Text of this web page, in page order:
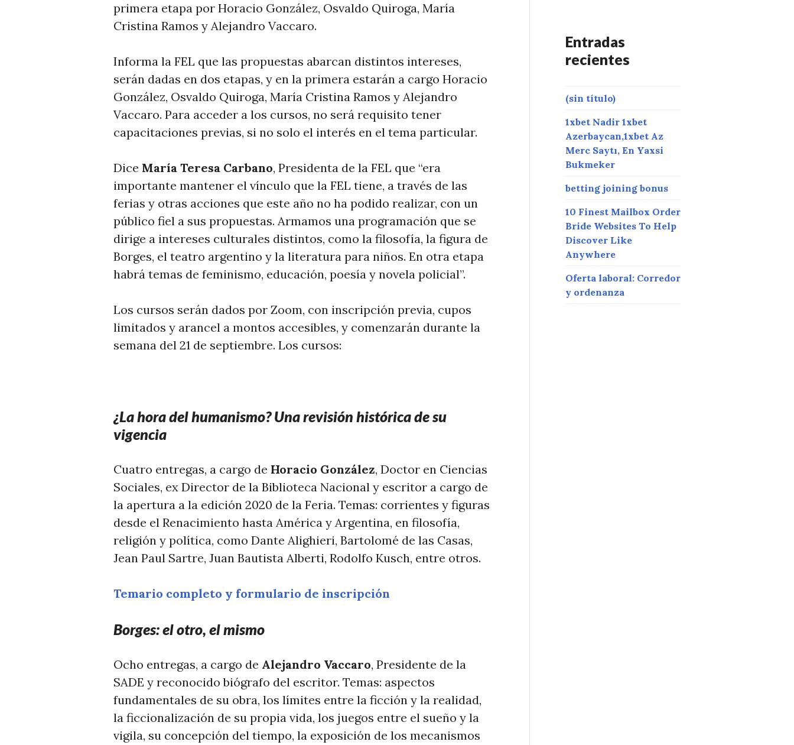
primera etapa por Horacio González, Osvaldo Quiroga, María
Cristina Ramos y Alejandro Vaccaro.
Informa la FEL que las propuestas abarcan distintos intereses,
serán dadas en dos etapas, y en la primera estarán a cargo Horacio
González, Osvaldo Quiroga, María Cristina Ramos y Alejandro
Vaccaro. Para acceder a los cursos, no será requisito tener
capacitaciones previas, si no solo el interés en el tema particular.
Dice María Teresa Carbano, Presidenta de la FEL que “era
importante mantener el vínculo que la FEL tiene, a través de las
ferias y otras acciones que este año no ha podido realizar, con un
público fiel a sus propuestas. Armamos una programación que se
dirige a intereses culturales distintos, como la filosofía, la figura de
Borges, el teatro argentino y la literatura para niños. En otra etapa
habrá temas de feminismo, educación, poesía y novela policial”.
Los cursos serán dados por Zoom, con inscripción previa, cupos
limitados y arancel a montos accesibles, y comenzarán durante la
semana del 21 de septiembre. Los cursos:
¿La hora del humanismo? Una revisión histórica de su
vigencia
Cuatro entregas, a cargo de Horacio González, Doctor en Ciencias
Sociales, ex Director de la Biblioteca Nacional y escritor a cargo de
la apertura a la edición 2020 de la Feria. Temas: corrientes y figuras
desde el Renacimiento hasta América y Argentina, en filosofía,
religión y política, como Dante Alighieri, Bartolomé de las Casas,
Jean Paul Sartre, Juan Bautista Alberti, Rodolfo Kusch, entre otros.
Temario completo y formulario de inscripción
Borges: el otro, el mismo
Ocho entregas, a cargo de Alejandro Vaccaro, Presidente de la
SADE y reconocido biógrafo del escritor. Temas: aspectos
fundamentales de su obra, los límites entre la ficción y la realidad,
la ficcionalización de su propia vida, los juegos entre el sueño y la
vigila, su concepción del tiempo, la exposición de los mecanismos
Entradas
recientes
(sin título)
1xbet Nadir 1xbet
Azerbaycan,1xbet Az
Merc Saytı, En Yaxsi
Bukmeker
betting joining bonus
10 Finest Mailbox Order
Bride Websites To Help
Discover Like
Anywhere
Oferta laboral: Corredor
y ordenanza